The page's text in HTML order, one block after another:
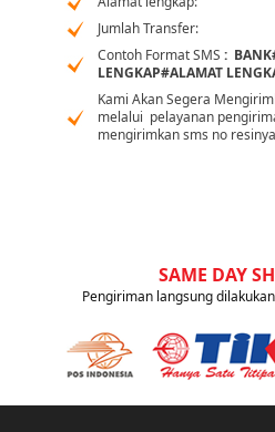
Jumlah Transfer:
Contoh Format SMS :
LENGKAP#ALAMAT
Kami Akan Segera
melalui pelayanan
mengirimkan sms no resinya
SAME DAY
Pengiriman langsung